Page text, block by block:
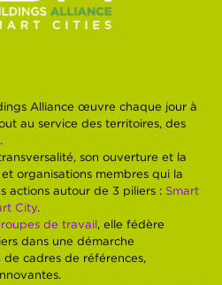
Alliance œuvre chaque jour à
au service des territoires, des
son ouverture et la
organisations membres qui la
actions autour de 3 piliers : Smart
City.
de travail, elle fédère
dans une démarche
cadres de références,